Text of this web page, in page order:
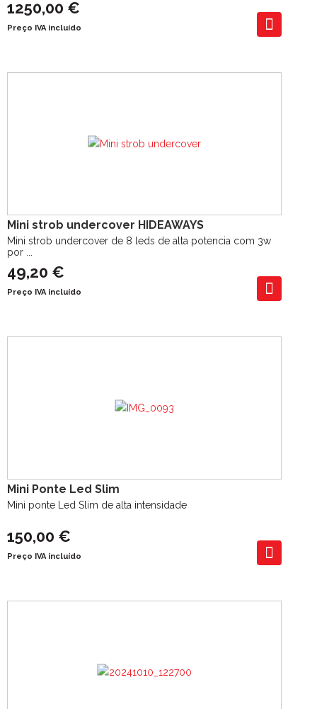
1250,00 €
Preço IVA incluído
Mini strob undercover HIDEAWAYS
Mini strob undercover de 8 leds de alta potencia com 3w
por ...
49,20 €
Preço IVA incluído
Mini Ponte Led Slim
Mini ponte Led Slim de alta intensidade
150,00 €
Preço IVA incluído